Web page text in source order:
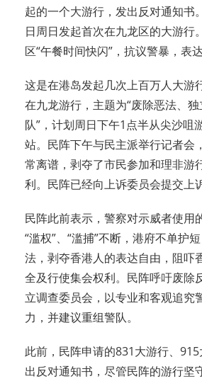
起的一个大游行，发出反对通知书
日周日发起首次在九龙区的大游行
区“午餐时间快闪”，抗议警暴，表
这是在港岛发起几次上百万人大游
在九龙游行，主题为“废除恶法、
队”，计划周日下午1点半从尖沙咀
站。民阵下午与民主派举行记者会
常离谱，剥夺了市民参加和理非游
利。民阵已经向上诉委员会提交上
民阵此前表示，警察对示威者使用
“滥权”、“滥捕”不断，港府不单护
法，剥夺香港人的表达自由，阻吓
全及行使集会权利。民阵呼吁废除
立调查委员会，以专业和客观追究
力，并建议重组警队。
此前，民阵申请的831大游行、
出反对通知书，尽管民阵的游行坚